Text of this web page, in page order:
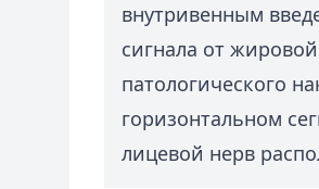
внутривенным
сигнала от
патологического
горизонтальном
лицевой нерв